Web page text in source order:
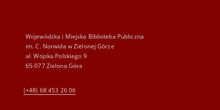
Wojewódzka i Miejska Biblioteka Publiczna
im. C. Norwida w Zielonej Górze
al. Wojska Polskiego 9
65-077 Zielona Góra
(+48) 68 453 26 06